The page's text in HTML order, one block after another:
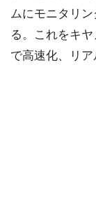
ムにモニタリ
る。これをキ
で高速化、リア